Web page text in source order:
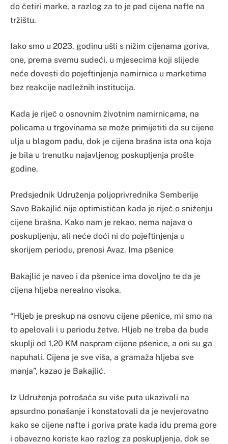
do četiri marke, a razlog za to je pad cijena nafte na
tržištu.
Iako smo u 2023. godinu ušli s nižim cijenama goriva,
one, prema svemu sudeći, u mjesecima koji slijede
neće dovesti do pojeftinjenja namirnica u marketima
bez reakcije nadležnih institucija.
Kada je riječ o osnovnim životnim namirnicama, na
policama u trgovinama se može primijetiti da su cijene
ulja u blagom padu, dok je cijena brašna ista ona koja
je bila u trenutku najavljenog poskupljenja prošle
godine.
Predsjednik Udruženja poljoprivrednika Semberije
Savo Bakajlić nije optimističan kada je riječ o sniženju
cijene brašna. Kako nam je rekao, nema najava o
poskupljenju, ali neće doći ni do pojeftinjenja u
skorijem periodu, prenosi Avaz. Ima pšenice
Bakajlić je naveo i da pšenice ima dovoljno te da je
cijena hljeba nerealno visoka.
“Hljeb je preskup na osnovu cijene pšenice, mi smo na
to apelovali i u periodu žetve. Hljeb ne treba da bude
skuplji od 1,20 KM naspram cijene pšenice, a oni su ga
napuhali. Cijena je sve viša, a gramaža hljeba sve
manja”, kazao je Bakajlić.
Iz Udruženja potrošača su više puta ukazivali na
apsurdno ponašanje i konstatovali da je nevjerovatno
kako se cijene nafte i goriva prate kada idu prema gore
i obavezno koriste kao razlog za poskupljenja, dok se